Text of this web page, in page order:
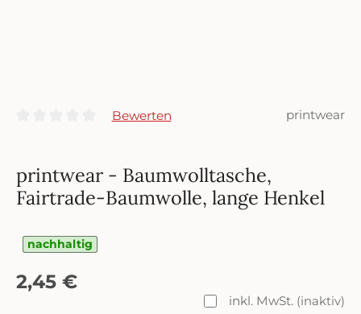
Bewerten printwear
printwear - Baumwolltasche,
Fairtrade-Baumwolle, lange Henkel
nachhaltig
Regulärer Preis:
2,45 €
inkl. MwSt. (inaktiv)